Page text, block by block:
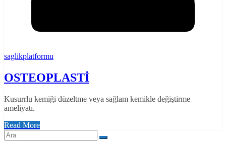
saglikplatformu
OSTEOPLASTİ
Kusurrlu kemiği düzeltme veya sağlam kemikle değiştirme
ameliyatı.
Read More